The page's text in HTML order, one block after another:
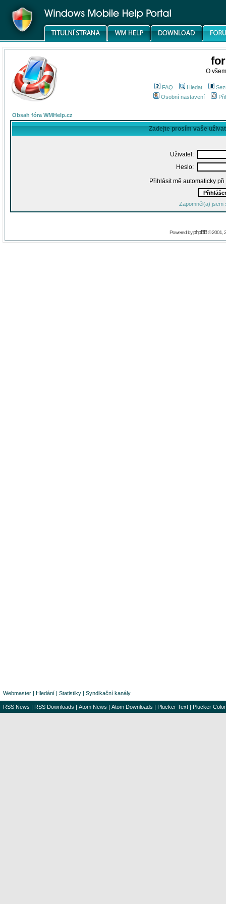
O
FAQ Hledat
Osobní nastavení
Obsah fóra WMHelp.cz
Zadejte prosím vaše
Uživatel:
Heslo:
Přihlásit mě automaticky
Zapomněl(a) jsem
Powered byphpBB© 2001,
Webmaster | Hledání | Statistiky | Syndikační kanály
RSS News | RSS Downloads | Atom News | Atom Downloads | Plucker Text | Plucker Color